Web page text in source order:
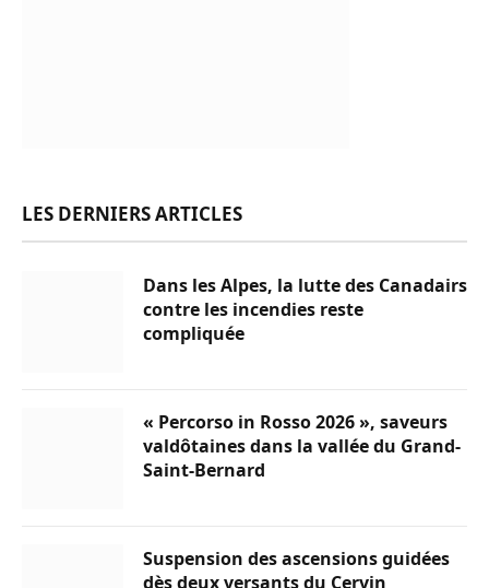
LES DERNIERS ARTICLES
Dans les Alpes, la lutte des Canadairs
contre les incendies reste
compliquée
« Percorso in Rosso 2026 », saveurs
valdôtaines dans la vallée du Grand-
Saint-Bernard
Suspension des ascensions guidées
dès deux versants du Cervin